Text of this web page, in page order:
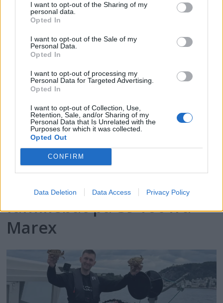
I want to opt-out of the Sharing of my
personal data.
Opted In
I want to opt-out of the Sale of my
Personal Data.
Opted In
I want to opt-out of processing my
Personal Data for Targeted Advertising.
Opted In
I want to opt-out of Collection, Use,
Retention, Sale, and/or Sharing of my
Personal Data that Is Unrelated with the
Purposes for which it was collected.
Opted Out
CONFIRM
Data Deletion Data Access Privacy Policy
2025
Prøvekjørt: Mesterlig
familiebåt på 39 fot fra
Marex